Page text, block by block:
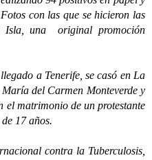
con las que se hicieron las
Isla, una original promoción
a Tenerife, se casó en La
del Carmen Monteverde y
el matrimonio de un protestante
17 años.
contra la Tuberculosis,